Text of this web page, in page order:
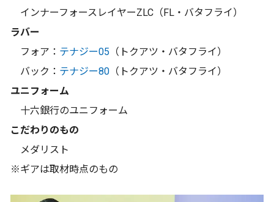
インナーフォースレイヤーZLC（FL・バタフライ）
ラバー
フォア： テナジー05 （トクアツ・バタフライ）
バック： テナジー80 （トクアツ・バタフライ）
ユニフォーム
十六銀行のユニフォーム
こだわりのもの
メダリスト
※ギアは取材時点のもの